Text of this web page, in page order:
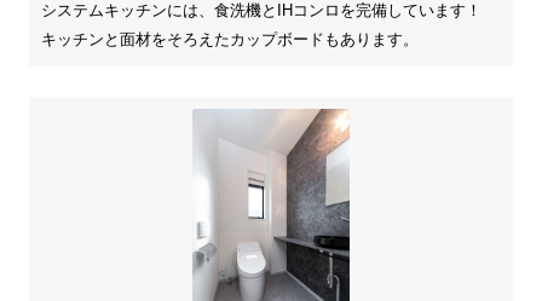
システムキッチンには、食洗機とIHコンロを完備しています！
キッチンと面材をそろえたカップボードもあります。